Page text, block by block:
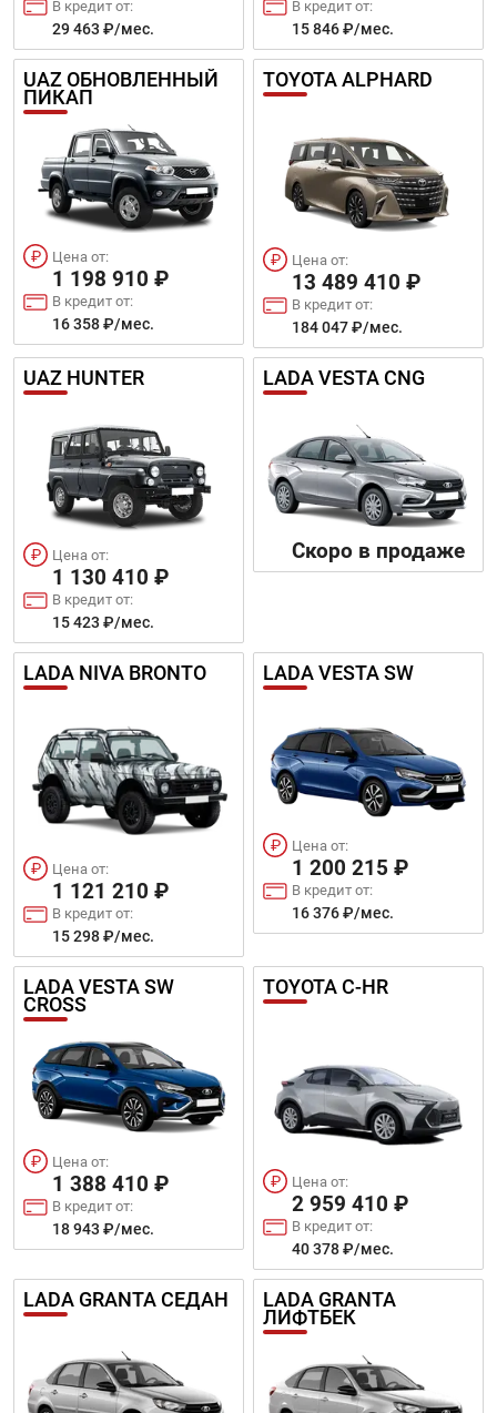
В кредит от:
29 463 ₽/мес.
В кредит от:
15 846 ₽/мес.
UAZ ОБНОВЛЕННЫЙ
ПИКАП
Цена от:
1 198 910 ₽
В кредит от:
16 358 ₽/мес.
TOYOTA ALPHARD
Цена от:
13 489 410 ₽
В кредит от:
184 047 ₽/мес.
UAZ HUNTER
Цена от:
1 130 410 ₽
В кредит от:
15 423 ₽/мес.
LADA VESTA CNG
Скоро в продаже
LADA NIVA BRONTO
Цена от:
1 121 210 ₽
В кредит от:
15 298 ₽/мес.
LADA VESTA SW
Цена от:
1 200 215 ₽
В кредит от:
16 376 ₽/мес.
LADA VESTA SW
CROSS
Цена от:
1 388 410 ₽
В кредит от:
18 943 ₽/мес.
TOYOTA C-HR
Цена от:
2 959 410 ₽
В кредит от:
40 378 ₽/мес.
LADA GRANTA СЕДАН LADA GRANTA
ЛИФТБЕК